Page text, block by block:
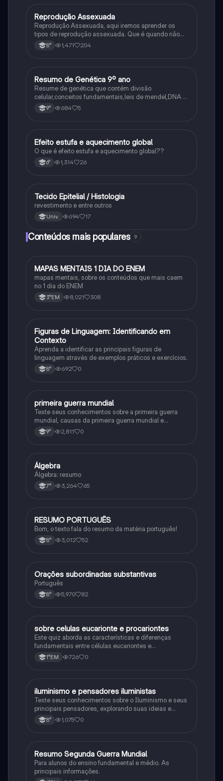
Ciência
Reprodução Assexuada
Reprodução Assexuada, aqui iremos aprender os
tipos de reprodução assexuada. Que é quando não
ocorre a fusão de gametas.
8° 1,471 204
Ciência
Resumo de Genética 9º ano
Resume de genética que contém divisão
celular,conceitos fundamentais,leis de mendel,DNA e
RNA9° 684 5
Ciência
Efeito estufa e aquecimento global
O que é efeito estufa e aquecimento global??
6° 1,314 26
Ciência
Tecido Epitelial / Histologia
revestimento e entre outros
Univ. 694 17
Conteúdos mais populares 9
Português
MAPAS MENTAIS 1 DIA DO ENEM
mapas mentais, sobre os conteúdos que mais caem
no 1 dia do ENEM
3°EM 8,021 308
FPortuguês
Figuras de Linguagem: Identificando em
Contexto
Aprenda a identificar as principais figuras de
linguagem através de exemplos práticos e exercícios.
8° 692 0
História
primeira guerra mundial
Teste seus conhecimentos sobre a primeira guerra
mundial, causas da primeira guerra mundial e
consequências da Primeira Guerra Mundial, fases da
primeira guerra mundial
9° 2,811 0
Matematica
Álgebra
Álgebra: resumo
7° 3,264 65
Português
RESUMO PORTUGUÊS
Bom, o texto fala do resumo da matéria português!
8° 3,012 52
Português
Orações subordinadas substantivas
Português
8° 5,970 82
Biologia
sobre celulas eucarionte e procariontes
Este quiz aborda as características e diferenças
fundamentais entre células eucariontes e
procariontes.
1°EM 726 0
História
iluminismo e pensadores iluministas
Teste seus conhecimentos sobre o Iluminismo e seus
principais pensadores, explorando suas ideias e
impacto histórico.
8° 1,075 0
História
Resumo Segunda Guerra Mundial
Para alunos do ensino fundamental e médio. As
principais informações.